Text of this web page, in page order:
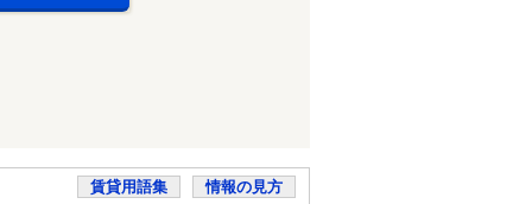
賃貸用語集 情報の見方